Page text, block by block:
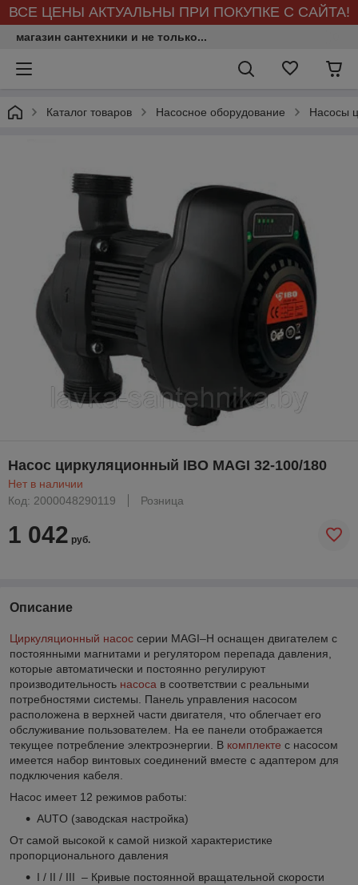
ВСЕ ЦЕНЫ АКТУАЛЬНЫ ПРИ ПОКУПКЕ С САЙТА!
магазин сантехники и не только...
Каталог товаров Насосное оборудование Насосы
Насос циркуляционный IBO MAGI 32-100/180
Нет в наличии
Код: 2000048290119
Розница
1 042 руб.
Описание
Циркуляционный насос серии MAGI–H оснащен двигателем с
постоянными магнитами и регулятором перепада давления,
которые автоматически и постоянно регулируют
производительность насоса в соответствии с реальными
потребностями системы. Панель управления насосом
расположена в верхней части двигателя, что облегчает его
обслуживание пользователем. На ее панели отображается
текущее потребление электроэнергии. В комплекте с насосом
имеется набор винтовых соединений вместе с адаптером для
подключения кабеля.
Насос имеет 12 режимов работы:
AUTO (заводская настройка)
От самой высокой к самой низкой характеристике
пропорционального давления
I / II / III – Кривые постоянной вращательной скорости